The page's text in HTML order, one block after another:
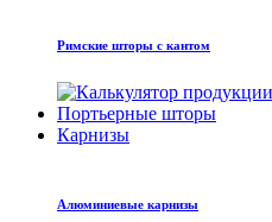
Римские шторы с кантом
Портьерные шторы
Карнизы
Алюминиевые карнизы